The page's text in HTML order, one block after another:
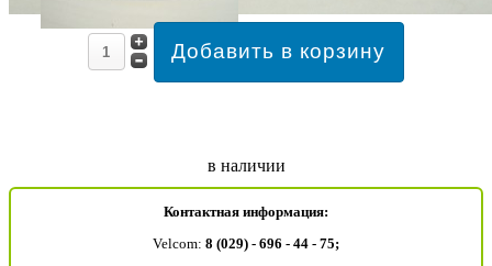
в наличии
Контактная информация:
Velcom: 8 (029) - 696 - 44 - 75;